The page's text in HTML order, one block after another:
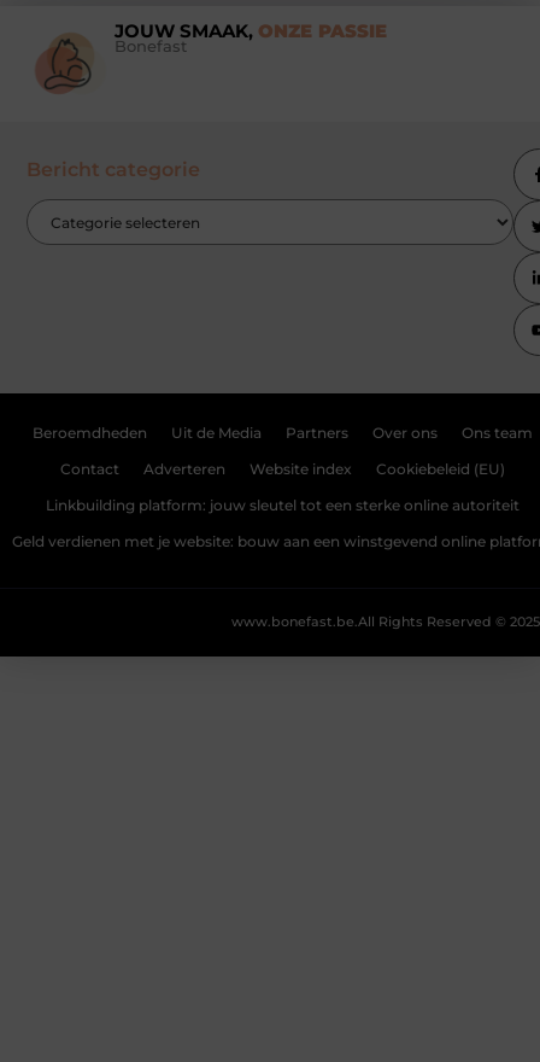
JOUW SMAAK, ONZE PASSIE
Bonefast
Bericht categorie
Beroemdheden Uit de Media Partners Over ons Ons team
Contact Adverteren Website index Cookiebeleid (EU)
Linkbuilding platform: jouw sleutel tot een sterke online autoriteit
Geld verdienen met je website: bouw aan een winstgevend online
All Rights Reserved © 2025
www.bonefast.be.